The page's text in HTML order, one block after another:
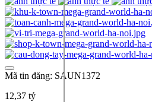
Mã tin đăng: SAUN1372
12,37 tỷ